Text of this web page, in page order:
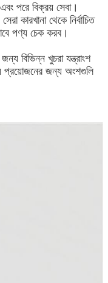
পরে বিক্রয় সেবা।
কারখানা থেকে নির্বাচিত
পণ্য চেক করব।
বিভিন্ন খুচরা যন্ত্রাংশ
প্রয়োজনের জন্য অংশগুলি